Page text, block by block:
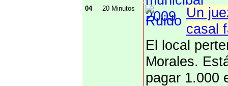
04 20 Minutos
Un
casal
El local
Morales.
pagar 1.000